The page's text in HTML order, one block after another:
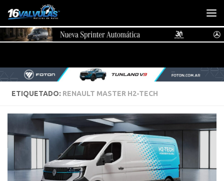
Saltar al contenido
ETIQUETADO: RENAULT MASTER H2-TECH